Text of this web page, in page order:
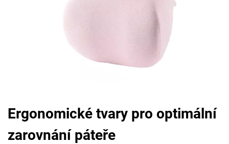
Ergonomické tvary pro optimální
zarovnání páteře